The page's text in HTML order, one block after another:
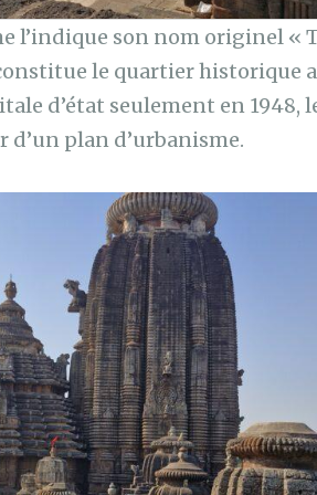
l’indique son nom originel «
le quartier historique
d’état seulement en 1948,
plan d’urbanisme.